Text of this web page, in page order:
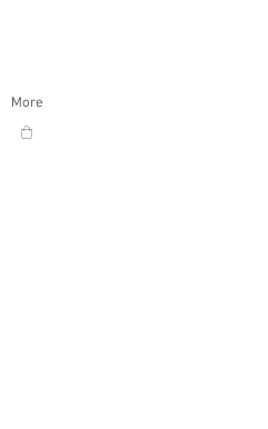
More